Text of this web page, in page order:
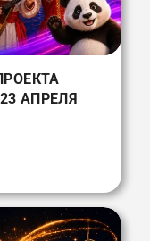
АПРЕЛЯ